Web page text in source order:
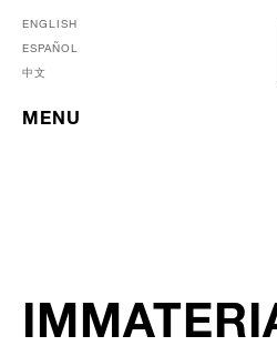
ENGLISH
ESPAÑOL
中文
MENU